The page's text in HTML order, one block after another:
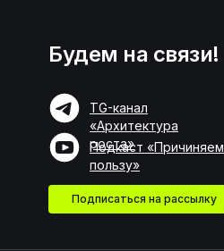
Будем на связи!
Подкаст «Причиняем
пользу»
TG-канал
«Архитектура
роста»
Подписаться на рассылку